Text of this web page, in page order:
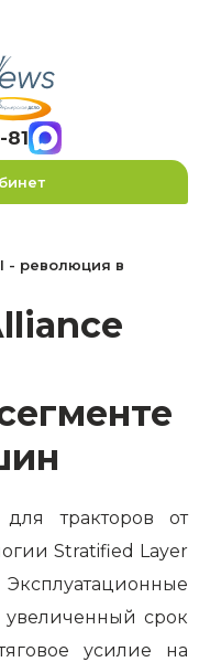
81
- революция в
тракторов от
Stratified Layer
увеличенный срок
усилие на